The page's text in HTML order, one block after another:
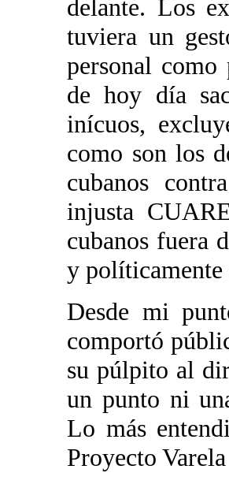
delante. Los
tuviera un
personal como
de hoy día
inícuos,
como son los
cubanos
injusta
cubanos fuera
y políticamente
Desde mi
comportó
su púlpito al
un punto ni
Lo más
Proyecto